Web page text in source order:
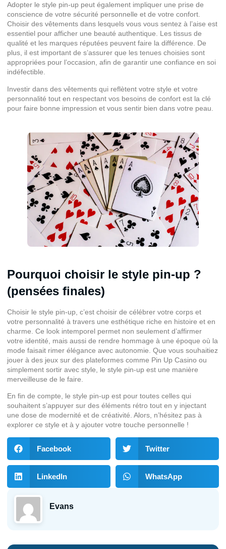
Adopter le style pin-up peut également impliquer une prise de
conscience de votre sécurité personnelle et de votre confort.
Choisir des vêtements dans lesquels vous vous sentez à l’aise est
essentiel pour afficher une beauté authentique. Les tissus de
qualité et les marques réputées peuvent faire la différence. De
plus, il est important de s’assurer que les tenues choisies sont
appropriées pour l’occasion, afin de garantir une confiance en soi
indéfectible.
Investir dans des vêtements qui reflètent votre style et votre
personnalité tout en respectant vos besoins de confort est la clé
pour faire bonne impression et vous sentir bien dans votre peau.
Pourquoi choisir le style pin-up ?
(pensées finales)
Choisir le style pin-up, c’est choisir de célébrer votre corps et
votre personnalité à travers une esthétique riche en histoire et en
charme. Ce look intemporel permet non seulement d’affirmer
votre identité, mais aussi de rendre hommage à une époque où la
mode faisait rimer élégance avec autonomie. Que vous souhaitiez
jouer à des jeux sur des plateformes comme Pin Up Casino ou
simplement sortir avec style, le style pin-up est une manière
merveilleuse de le faire.
En fin de compte, le style pin-up est pour toutes celles qui
souhaitent s’appuyer sur des éléments rétro tout en y injectant
une dose de modernité et de créativité. Alors, n’hésitez pas à
explorer ce style et à y ajouter votre touche personnelle !
Facebook Twitter
LinkedIn WhatsApp
Evans